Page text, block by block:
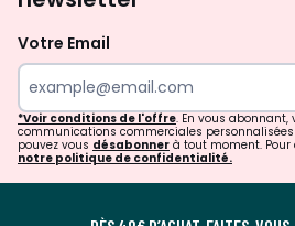
Votre Email
*Voir conditions de l'offre. En vous abonnant,
communications commerciales personnalisées
pouvez vous désabonner à tout moment.
notre politique de confidentialité.